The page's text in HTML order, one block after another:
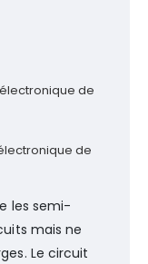
de
de
les semi-
mais ne
Le circuit